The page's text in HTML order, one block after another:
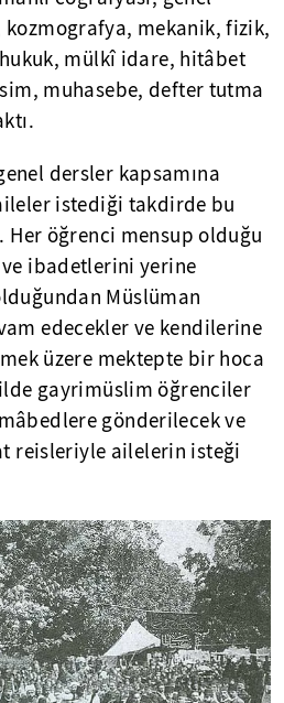
mekanik, fizik,
mülkî idare, hitâbet
muhasebe, defter tutma
dersler kapsamına
istediği takdirde bu
öğrenci mensup olduğu
ibadetlerini yerine
Müslüman
edecekler ve kendilerine
üzere mektepte bir hoca
gayrimüslim öğrenciler
gönderilecek ve
reisleriyle ailelerin isteği